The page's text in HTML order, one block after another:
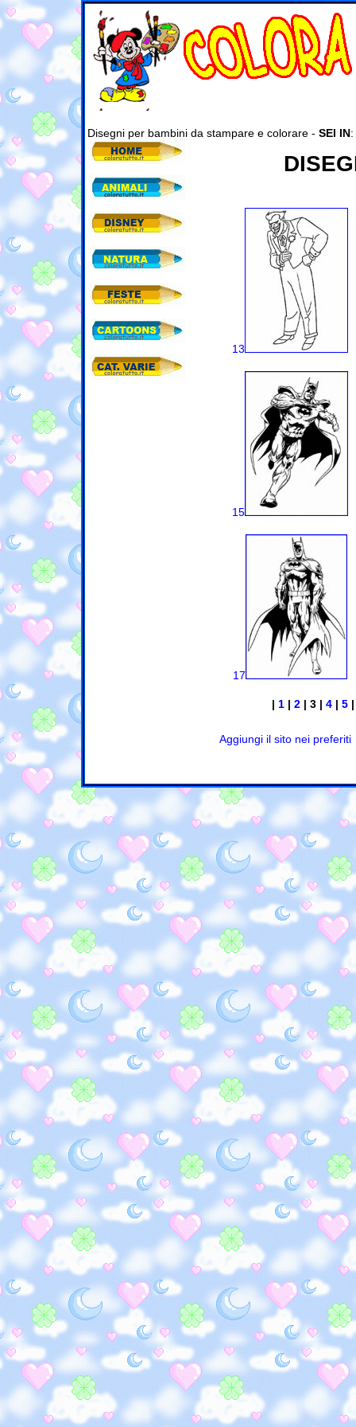
Disegni per bambini da stampare e colorare - SEI IN:
13
15
17
| 1 | 2 | 3 | 4 | 5
Aggiungi il sito nei preferiti